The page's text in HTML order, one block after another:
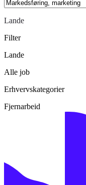
Lande
Filter
Lande
Alle job
Erhvervskategorier
Fjernarbeid